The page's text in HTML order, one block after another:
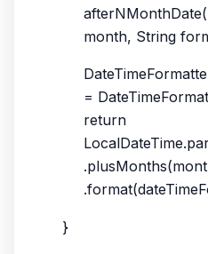
month, String
=
return
}